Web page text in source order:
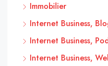
Immobilier
Internet Business,
Internet Business,
Internet Business,